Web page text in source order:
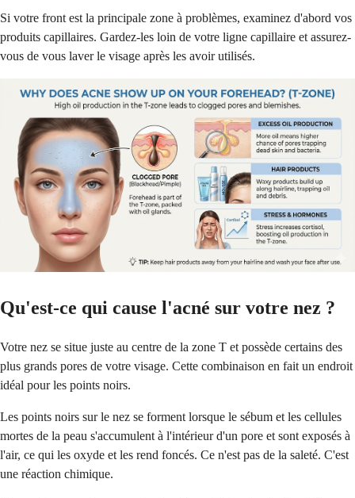
Si votre front est la principale zone à problèmes, examinez d'abord vos
produits capillaires. Gardez-les loin de votre ligne capillaire et assurez-
vous de vous laver le visage après les avoir utilisés.
Qu'est-ce qui cause l'acné sur votre nez ?
Votre nez se situe juste au centre de la zone T et possède certains des
plus grands pores de votre visage. Cette combinaison en fait un endroit
idéal pour les points noirs.
Les points noirs sur le nez se forment lorsque le sébum et les cellules
mortes de la peau s'accumulent à l'intérieur d'un pore et sont exposés à
l'air, ce qui les oxyde et les rend foncés. Ce n'est pas de la saleté. C'est
une réaction chimique.